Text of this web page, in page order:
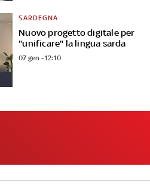
Nuovo progetto digitale per
"unificare" la lingua sarda
SARDEGNA
07 gen - 12:10